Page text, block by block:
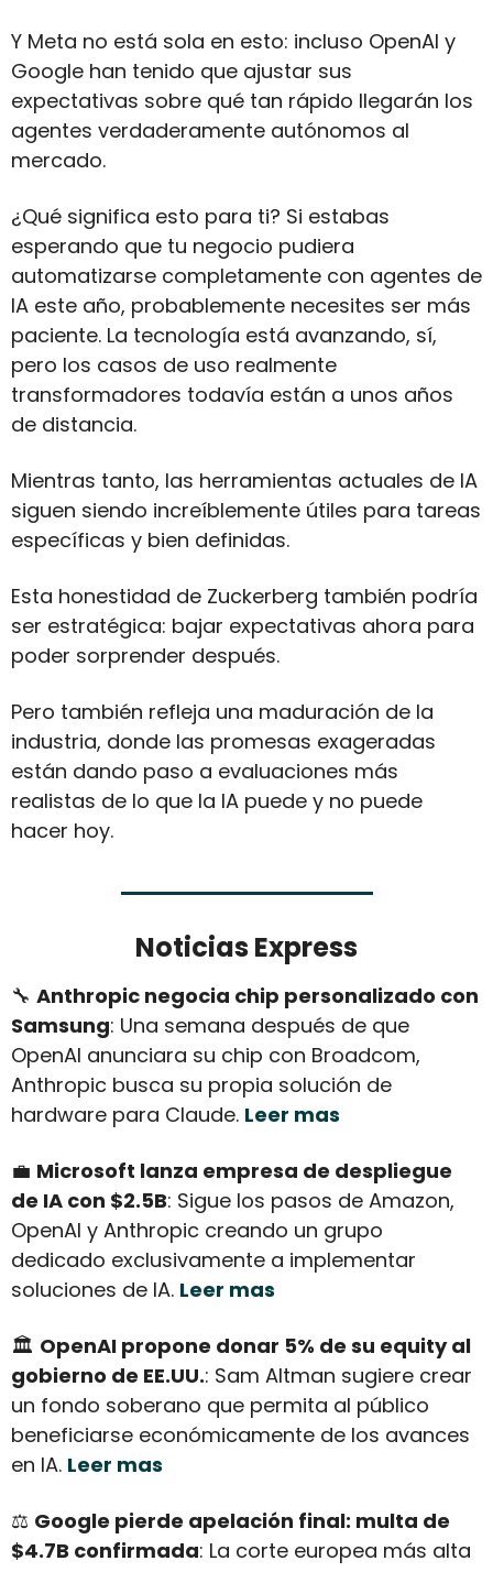
Y Meta no está sola en esto: incluso OpenAI y
Google han tenido que ajustar sus
expectativas sobre qué tan rápido llegarán los
agentes verdaderamente autónomos al
mercado.
¿Qué significa esto para ti? Si estabas
esperando que tu negocio pudiera
automatizarse completamente con agentes de
IA este año, probablemente necesites ser más
paciente. La tecnología está avanzando, sí,
pero los casos de uso realmente
transformadores todavía están a unos años
de distancia.
Mientras tanto, las herramientas actuales de IA
siguen siendo increíblemente útiles para tareas
específicas y bien definidas.
Esta honestidad de Zuckerberg también podría
ser estratégica: bajar expectativas ahora para
poder sorprender después.
Pero también refleja una maduración de la
industria, donde las promesas exageradas
están dando paso a evaluaciones más
realistas de lo que la IA puede y no puede
hacer hoy.
Noticias Express
🔧 Anthropic negocia chip personalizado con
Samsung: Una semana después de que
OpenAI anunciara su chip con Broadcom,
Anthropic busca su propia solución de
hardware para Claude. Leer mas
💼 Microsoft lanza empresa de despliegue
de IA con $2.5B: Sigue los pasos de Amazon,
OpenAI y Anthropic creando un grupo
dedicado exclusivamente a implementar
soluciones de IA. Leer mas
🏛️ OpenAI propone donar 5% de su equity al
gobierno de EE.UU.: Sam Altman sugiere crear
un fondo soberano que permita al público
beneficiarse económicamente de los avances
en IA. Leer mas
⚖️ Google pierde apelación final: multa de
$4.7B confirmada: La corte europea más alta